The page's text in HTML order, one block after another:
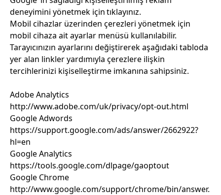
deneyimini yönetmek içintıklayınız.
Mobil cihazlar üzerinden çerezleri yönetmek için
mobil cihaza ait ayarlar menüsü kullanılabilir.
Tarayıcınızın ayarlarını değiştirerek aşağıdaki tabloda
yer alan linkler yardımıyla çerezlere ilişkin
tercihlerinizi kişiselleştirme imkanına sahipsiniz.
Adobe Analytics
http://www.adobe.com/uk/privacy/opt-out.html
Google Adwords
https://support.google.com/ads/answer/2662922?
hl=en
Google Analytics
https://tools.google.com/dlpage/gaoptout
Google Chrome
http://www.google.com/support/chrome/bin/answer.